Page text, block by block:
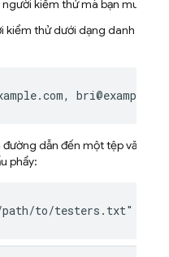
kiểm thử mà bạn muốn
kiểm thử dưới dạng danh sách
dẫn đến một tệp văn
phẩy:
to/testers.txt"